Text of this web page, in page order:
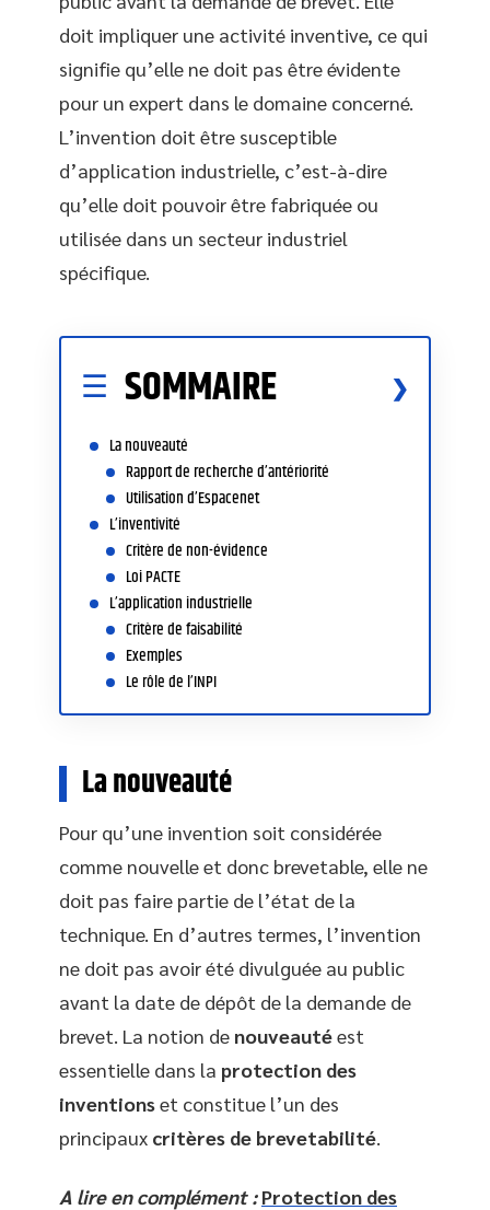
doit impliquer une activité inventive, ce qui
signifie qu’elle ne doit pas être évidente
pour un expert dans le domaine concerné.
L’invention doit être susceptible
d’application industrielle, c’est-à-dire
qu’elle doit pouvoir être fabriquée ou
utilisée dans un secteur industriel
spécifique.
SOMMAIRE
La nouveauté
Rapport de recherche d’antériorité
Utilisation d’Espacenet
L’inventivité
Critère de non-évidence
Loi PACTE
L’application industrielle
Critère de faisabilité
Exemples
Le rôle de l’INPI
La nouveauté
Pour qu’une invention soit considérée
comme nouvelle et donc brevetable, elle ne
doit pas faire partie de l’état de la
technique. En d’autres termes, l’invention
ne doit pas avoir été divulguée au public
avant la date de dépôt de la demande de
brevet. La notion de nouveautéest
essentielle dans la protection des
inventionset constitue l’un des
principaux critères de brevetabilité.
A lire en complément : Protection des